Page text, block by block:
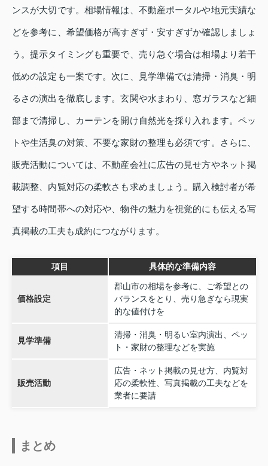
ンスが大切です。相場情報は、不動産ポータルや地元実績な
どを参考に、希望価格が高すぎず・安すぎずか確認しましょ
う。提示タイミングも重要で、売り急ぐ場合は相場より若干
低めの設定も一案です。次に、見学準備では清掃・消臭・明
るさの演出を徹底します。玄関や水まわり、窓ガラスなど細
部まで清掃し、カーテンを開け自然光を採り入れます。ペッ
トや生活臭の対策、不要な家財の整理も必須です。さらに、
販売活動については、不動産会社に広告の見せ方やネット掲
載調整、内覧対応の柔軟さも求めましょう。購入検討者が希
望する時間帯への対応や、物件の魅力を視覚的にも伝える写
真掲載の工夫も成約につながります。
項目 具体的な準備内容
価格設定
郡山市の相場を参考に、ご希望との
バランスをとり、売り急ぎなら現実
的な値付けを
見学準備
清掃・消臭・明るい室内演出、ペッ
ト・家財の整理などを実施
販売活動
広告・ネット掲載の見せ方、内覧対
応の柔軟性、写真掲載の工夫などを
業者に要請
まとめ